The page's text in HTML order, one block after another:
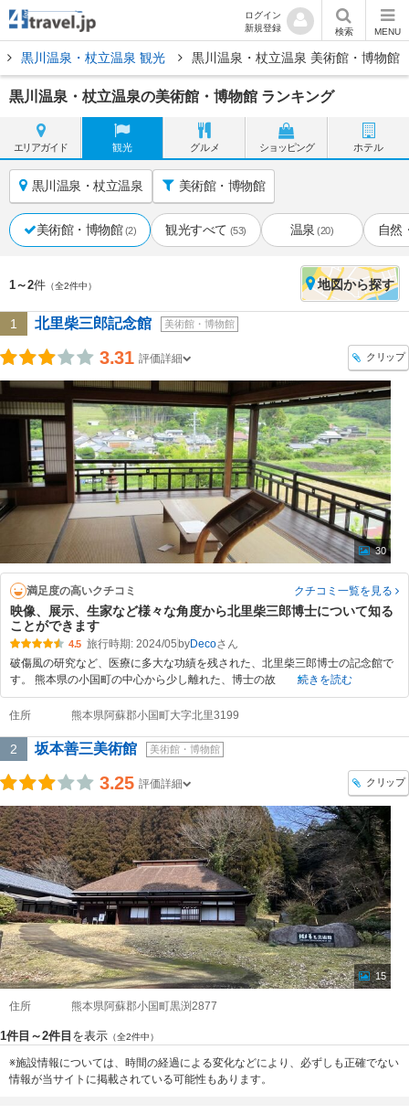
ログイン
新規登録
検索 MENU
黒川温泉・杖立温泉 観光 黒川温泉・杖立温泉 美術館・博物館
黒川温泉・杖立温泉の美術館・博物館 ランキング
エリアガイド 観光 グルメ ショッピング ホテル
黒川温泉・杖立温泉 美術館・博物館
美術館・博物館 (2) 観光すべて (53) 温泉 (20) 自然
1～2件 （全2件中） 地図から探す
1 北里柴三郎記念館 美術館・博物館
3.31 評価詳細 クリップ
30
満足度の高いクチコミ クチコミ一覧を見る
映像、展示、生家など様々な角度から北里柴三郎博士について知る
ことができます
4.5 旅行時期: 2024/05 byDeco
破傷風の研究など、医療に多大な功績を残された、北里柴三郎博士の記念館で
す。 熊本県の小国町の中心から少し離れた、博士の故
続きを読む
住所 熊本県阿蘇郡小国町大字北里3199
2 坂本善三美術館 美術館・博物館
3.25 評価詳細 クリップ
15
住所 熊本県阿蘇郡小国町黒渕2877
1件目～2件目 を表示 （全2件中）
※施設情報については、時間の経過による変化などにより、必ずしも正確でない
情報が当サイトに掲載されている可能性もあります。